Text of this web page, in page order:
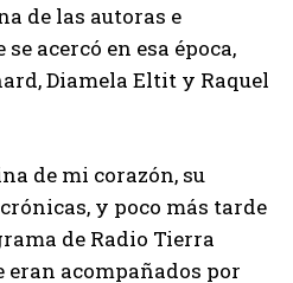
de las autoras e
acercó en esa época,
Diamela Eltit y Raquel
de mi corazón, su
y poco más tarde
de Radio Tierra
eran acompañados por